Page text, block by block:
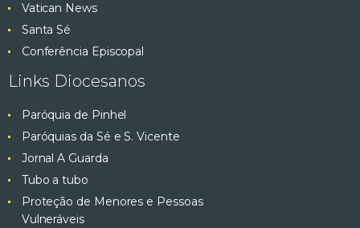
Vatican News
Santa Sé
Conferência Episcopal
Links Diocesanos
Paróquia de Pinhel
Paróquias da Sé e S. Vicente
Jornal A Guarda
Tubo a tubo
Proteção de Menores e Pessoas
Vulneráveis